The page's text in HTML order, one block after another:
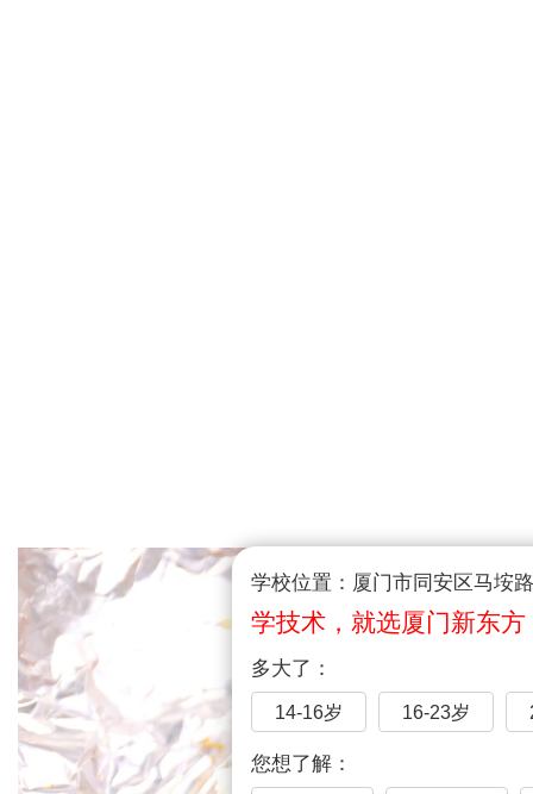
学校位置：厦门市同安区马垵
学技术，就选厦门新东方
多大了：
14-16岁 16-23岁
您想了解：